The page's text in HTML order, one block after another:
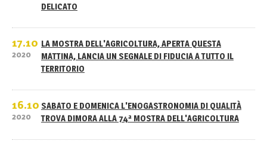
DELICATO
17.10
2020
LA MOSTRA DELL'AGRICOLTURA, APERTA QUESTA
MATTINA, LANCIA UN SEGNALE DI FIDUCIA A TUTTO IL
TERRITORIO
16.10
2020
SABATO E DOMENICA L'ENOGASTRONOMIA DI QUALITÀ
TROVA DIMORA ALLA 74ª MOSTRA DELL'AGRICOLTURA